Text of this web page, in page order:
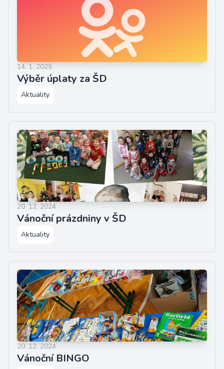
14. 1. 2025
Výběr úplaty za ŠD
Aktuality
20. 12. 2024
Vánoční prázdniny v ŠD
Aktuality
20. 12. 2024
Vánoční BINGO